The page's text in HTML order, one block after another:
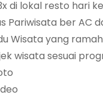
di lokal resto hari ke
Pariwisata ber AC
Wisata yang
wisata sesuai